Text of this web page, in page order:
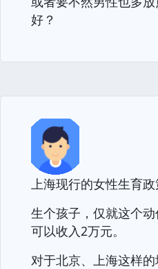
好？
上海现行的女性生育政
生个孩子，仅就这个
可以收入2万元。
对于北京、上海这样